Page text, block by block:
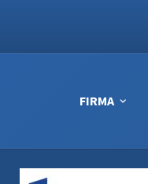
FIRMA